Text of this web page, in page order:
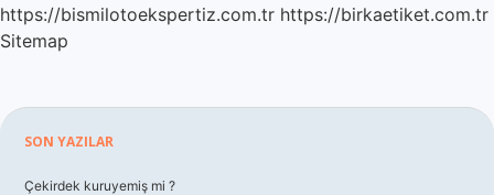
https://bismilotoekspertiz.com.tr https://birkaetiket.com.tr
Sitemap
Sidebar
SON YAZILAR
Çekirdek kuruyemiş mi ?